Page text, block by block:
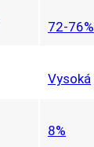
72-76%
Vysoká
8%